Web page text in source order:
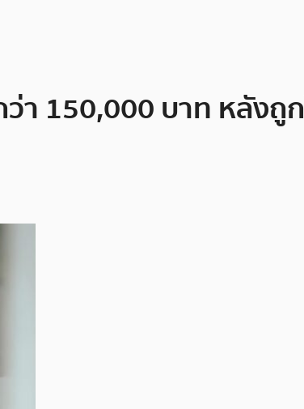
า 150,000 บาท หลังถู